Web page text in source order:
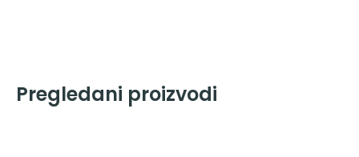
Pregledani proizvodi